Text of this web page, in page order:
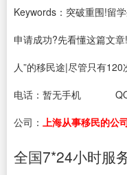
Keywords：突破重围!留
申请成功?先看懂这篇文
人”的移民途|尽管只有
电话： 暂无手机
公司： 上海从事移民的公
全国7*24小时服